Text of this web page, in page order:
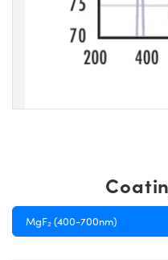
MgF₂ (400-700nm)